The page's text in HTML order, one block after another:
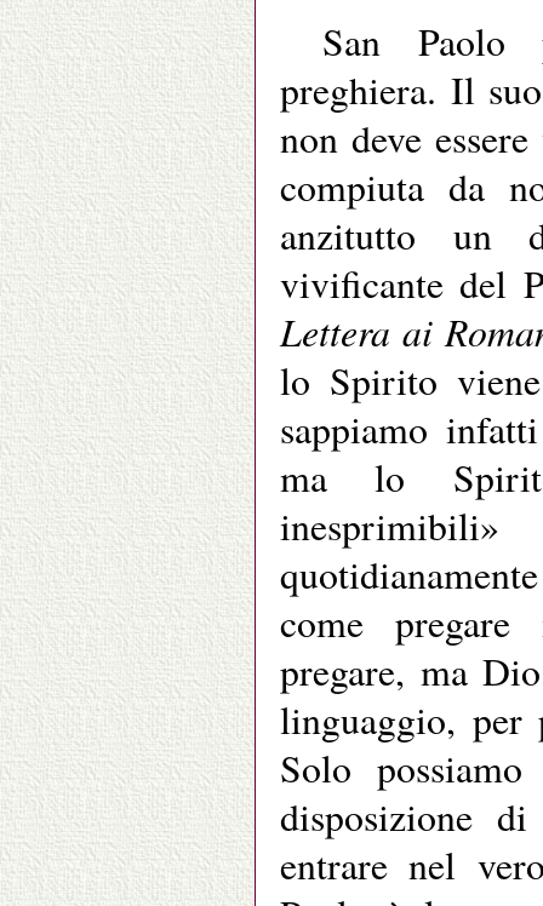
San Paolo
preghiera. Il
non deve
compiuta da
anzitutto un
vivificante del
Lettera ai
lo Spirito
sappiamo
ma lo
come pregare
pregare, ma
linguaggio, per
Solo
disposizione
entrare nel